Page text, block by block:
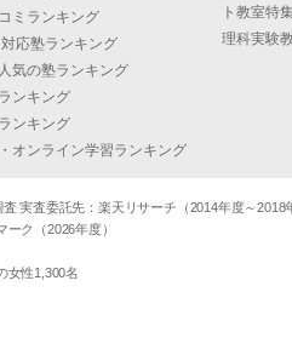
ミランキング
応塾ランキング
気の塾ランキング
ンキング
ンキング
オンライン学習ランキング
ト教室特
理科実験
実査委託先：楽天リサーチ（2014年度～2018
ク（2026年度）
性1,300名